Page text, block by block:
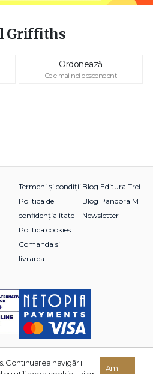
Griffiths
Ordonează
Cele mai noi descendent
Termeni și condiții
Politica de
confidențialitate
Politica cookies
Comanda si
livrarea
Blog Editura Trei
Blog Pandora M
Newsletter
Toate drepturile rezervate.
Continuarea navigării
Am